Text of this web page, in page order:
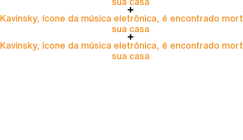
Kavinsky, ícone da música eletrônica, é encontrado
sua casa
Kavinsky, ícone da música eletrônica, é encontrado
sua casa